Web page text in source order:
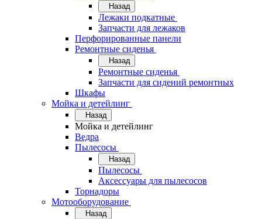
Назад
Лежаки подкатные
Запчасти для лежаков
Перфорированные панели
Ремонтные сиденья
Назад
Ремонтные сиденья
Запчасти для сидений ремонтных
Шкафы
Мойка и детейлинг
Назад
Мойка и детейлинг
Ведра
Пылесосы
Назад
Пылесосы
Аксессуары для пылесосов
Торнадоры
Мотооборудование
Назад